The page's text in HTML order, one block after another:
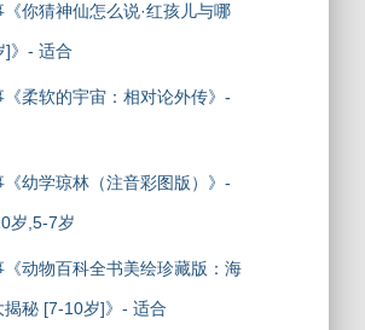
你猜神仙怎么说·红孩儿与哪
]》- 适合
《柔软的宇宙：相对论外传》-
《幼学琼林（注音彩图版）》-
岁,5-7岁
《动物百科全书美绘珍藏版：海
揭秘 [7-10岁]》- 适合